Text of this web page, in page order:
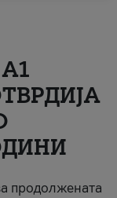
продолжената